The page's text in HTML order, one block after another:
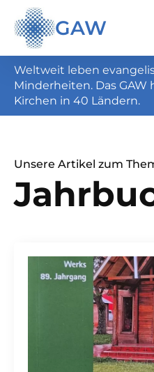
GAW
Weltweit leben
Minderheiten. Das GAW
Kirchen in 40 Ländern.
Unsere Artikel zum